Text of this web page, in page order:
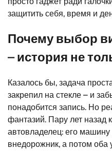
защитить себя, время и
Почему выбор
– история не
Казалось бы, задача
закрепил на стекле – и
понадобится запись. Но
фантазий. Пару лет назад
автовладелец: его
внедорожник, а потом оба